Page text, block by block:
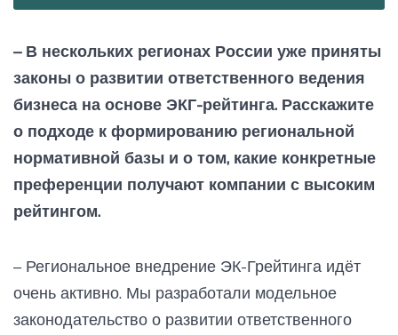
нужен 100 лет в обед и ужин. Если что, вот тут
товарищ Познер? - такие времена... 🍎 Подписаться
@greenpercent
– В нескольких регионах России уже приняты
законы о развитии ответственного ведения
бизнеса на основе ЭКГ-рейтинга. Расскажите
о подходе к формированию региональной
нормативной базы и о том, какие конкретные
преференции получают компании с высоким
рейтингом.
– Региональное внедрение ЭК-Грейтинга идёт
очень активно. Мы разработали модельное
законодательство о развитии ответственного